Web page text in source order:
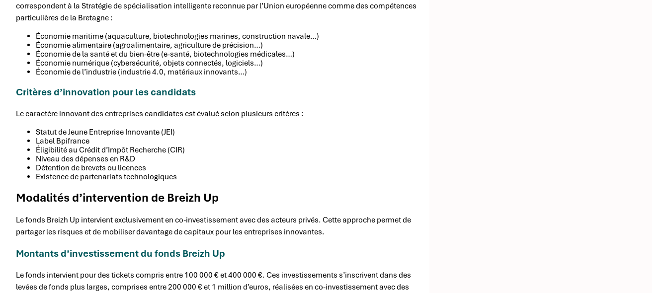
correspondent à la Stratégie de spécialisation intelligente reconnue par l’Union européenne comme des compétences
particulières de la Bretagne :
Économie maritime (aquaculture, biotechnologies marines, construction navale…)
Économie alimentaire (agroalimentaire, agriculture de précision…)
Économie de la santé et du bien-être (e-santé, biotechnologies médicales…)
Économie numérique (cybersécurité, objets connectés, logiciels…)
Économie de l’industrie (industrie 4.0, matériaux innovants…)
Critères d’innovation pour les candidats
Le caractère innovant des entreprises candidates est évalué selon plusieurs critères :
Statut de Jeune Entreprise Innovante (JEI)
Label Bpifrance
Éligibilité au Crédit d’Impôt Recherche (CIR)
Niveau des dépenses en R&D
Détention de brevets ou licences
Existence de partenariats technologiques
Modalités d’intervention de Breizh Up
Le fonds Breizh Up intervient exclusivement en co-investissement avec des acteurs privés. Cette approche permet de
partager les risques et de mobiliser davantage de capitaux pour les entreprises innovantes.
Montants d’investissement du fonds Breizh Up
Le fonds intervient pour des tickets compris entre 100 000 € et 400 000 €. Ces investissements s’inscrivent dans des
levées de fonds plus larges, comprises entre 200 000 € et 1 million d’euros, réalisées en co-investissement avec des